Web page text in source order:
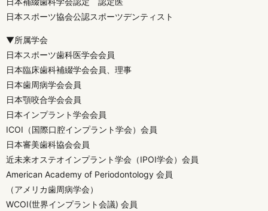
日本スポーツ協会公認スポーツデンティスト
▼所属学会
日本スポーツ歯科医学会会員
日本臨床歯科補綴学会会員、理事
日本歯周病学会会員
日本顎咬合学会会員
日本インプラント学会会員
ICOI（国際口腔インプラント学会）会員
日本審美歯科協会会員
近未来オステオインプラント学会（IPOI学会）会員
American Academy of Periodontology 会員
（アメリカ歯周病学会）
WCOI(世界インプラント会議) 会員